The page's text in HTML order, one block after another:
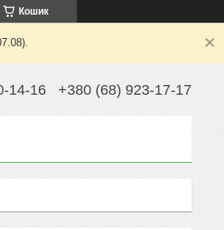
Кошик
14-16 +380 (68) 923-17-17